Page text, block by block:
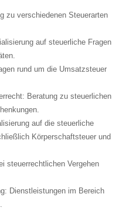
zu verschiedenen Steuerarten
auf steuerliche Fragen
rund um die Umsatzsteuer
: Beratung zu steuerlichen
auf die steuerliche
Körperschaftsteuer und
steuerrechtlichen Vergehen
: Dienstleistungen im Bereich